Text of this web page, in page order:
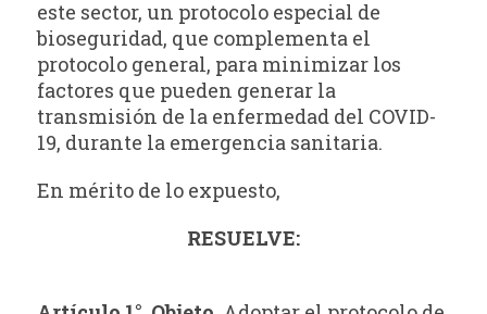
este sector, un protocolo especial de
bioseguridad, que complementa el
protocolo general, para minimizar los
factores que pueden generar la
transmisión de la enfermedad del COVID-
19, durante la emergencia sanitaria.
En mérito de lo expuesto,
RESUELVE: